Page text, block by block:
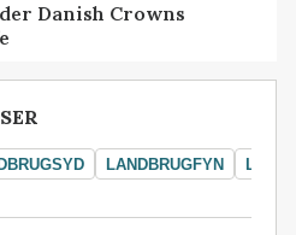
Danish Crowns
LANDBRUGFYN